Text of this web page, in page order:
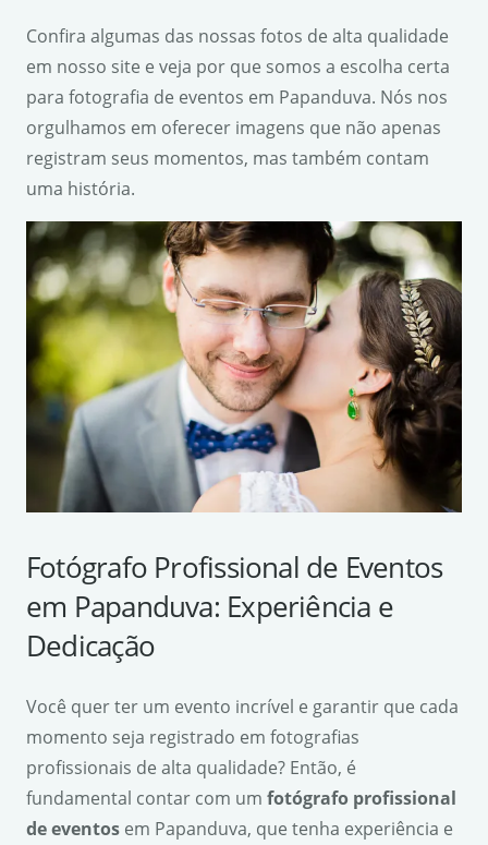
Confira algumas das nossas fotos de alta qualidade
em nosso site e veja por que somos a escolha certa
para fotografia de eventos em Papanduva. Nós nos
orgulhamos em oferecer imagens que não apenas
registram seus momentos, mas também contam
uma história.
Fotógrafo Profissional de Eventos
em Papanduva: Experiência e
Dedicação
Você quer ter um evento incrível e garantir que cada
momento seja registrado em fotografias
profissionais de alta qualidade? Então, é
fundamental contar com um fotógrafo profissional
de eventos em Papanduva, que tenha experiência e